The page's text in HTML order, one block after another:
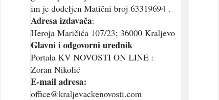
im je dodeljen Matični broj 63319694 .
Adresa izdavača:
Heroja Maričića 107/23; 36000 Kraljevo
Glavni i odgovorni urednik
Portala KV NOVOSTI ON LINE :
Zoran Nikolić
E-mail adresa:
office@kraljevackenovosti.com